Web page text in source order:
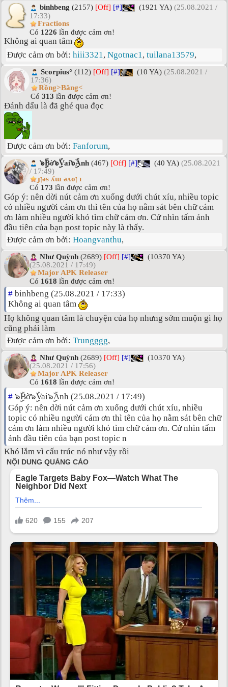
binhbeng (2157) [Off] [#] (1921 YA) (25.08.2021 /
17:33)
Fractions
Có 1226 lần được cảm ơn!
Không ai quan tâm
Được cảm ơn bởi: hiii3321 , Ngotnac1 , tuilana13579,
Scorpius° (112) [Off] [#] (10 YA) (25.08.2021 /
17:36)
Rồng>Băng<
Có 313 lần được cảm ơn!
Đánh dấu là đã ghé qua đọc
Được cảm ơn bởi: Fanforum,
๖ۣۜBờ๖ۣۜVai๖ۣۜAnh (467) [Off] [#] (40 YA) (25.08.2021
/ 17:49)
ɟןǝs ʎɯ ǝʌoן ı
Có 173 lần được cảm ơn!
Góp ý: nên dời nút cảm ơn xuống dưới chút xíu, nhiều topic
có nhiều người cám ơn thì tên của họ nằm sát bên chữ cám
ơn làm nhiều người khó tìm chữ cám ơn. Cứ nhìn tấm ảnh
đầu tiên của bạn post topic này là thấy.
Được cảm ơn bởi: Hoangvanthu,
Như Quỳnh (2689) [Off] [#]
(10370 YA)
(25.08.2021 / 17:49)
Major APK Releaser
Có 1618 lần được cảm ơn!
# binhbeng (25.08.2021 / 17:33)
Không ai quan tâm
Họ không quan tâm là chuyện của họ nhưng sớm muộn gì họ
cũng phải làm
Được cảm ơn bởi: Trungggg,
Như Quỳnh (2689) [Off] [#]
(10370 YA)
(25.08.2021 / 17:56)
Major APK Releaser
Có 1618 lần được cảm ơn!
# ๖ۣۜBờ๖ۣۜVai๖ۣۜAnh (25.08.2021 / 17:49)
Góp ý: nên dời nút cảm ơn xuống dưới chút xíu, nhiều
topic có nhiều người cám ơn thì tên của họ nằm sát bên chữ
cám ơn làm nhiều người khó tìm chữ cám ơn. Cứ nhìn tấm
ảnh đầu tiên của bạn post topic n
Khó lắm vì cấu trúc nó như vậy rồi